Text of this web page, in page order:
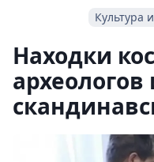
Культура
Находки